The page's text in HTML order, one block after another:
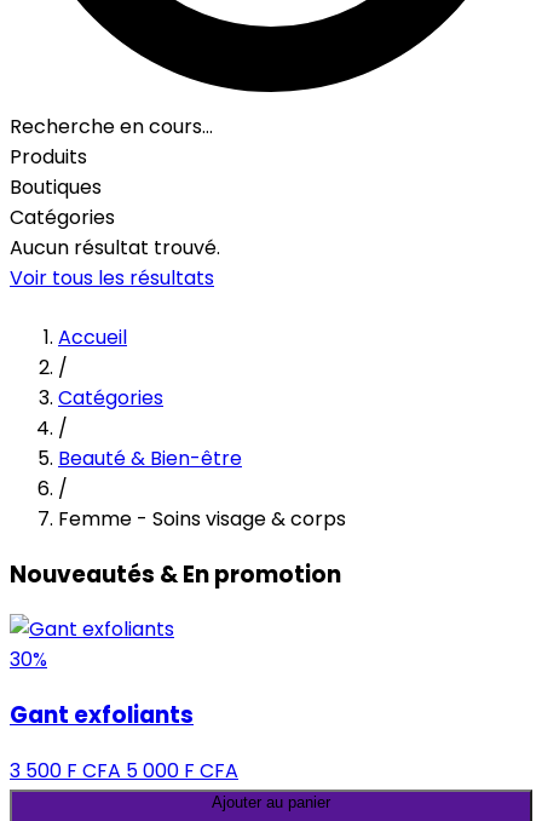
Recherche en cours…
Produits
Boutiques
Catégories
Aucun résultat trouvé.
Voir tous les résultats
Accueil
/
Catégories
/
Beauté & Bien-être
/
Femme - Soins visage & corps
Nouveautés & En promotion
30%
Gant exfoliants
3 500 F CFA 5 000 F CFA
Ajouter au panier